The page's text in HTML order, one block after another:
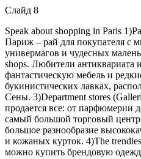
Слайд 8
Speak about shopping in Paris
Париж – рай для покупателя с
универмагов и чудесных
shops. Любители антиквариата
фантастическую мебель и
букинистических лавках,
Сены. 3)Department stores
продается все: от парфюмерии
самый большой торговый
большое разнообразие
и кожаных курток. 4)The
можно купить брендовую